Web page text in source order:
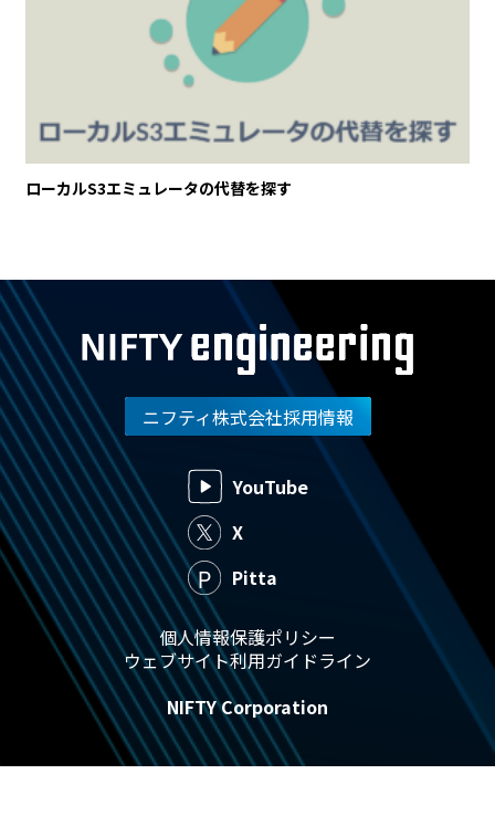
ローカルS3エミュレータの代替を探す
ニフティ株式会社採用情報
YouTube
X
Pitta
個人情報保護ポリシー
ウェブサイト利用ガイドライン
NIFTY Corporation